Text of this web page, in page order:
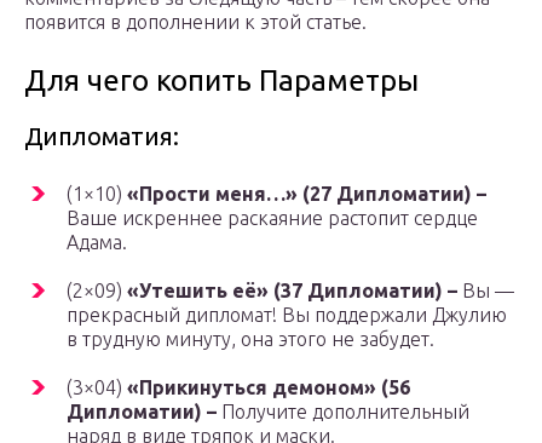
появится в дополнении к этой статье.
Для чего копить Параметры
Дипломатия:
(1×10) «Прости меня…» (27 Дипломатии) –
Ваше искреннее раскаяние растопит сердце
Адама.
(2×09) «Утешить её» (37 Дипломатии) – Вы —
прекрасный дипломат! Вы поддержали Джулию
в трудную минуту, она этого не забудет.
(3×04) «Прикинуться демоном» (56
Дипломатии) – Получите дополнительный
наряд в виде тряпок и маски.